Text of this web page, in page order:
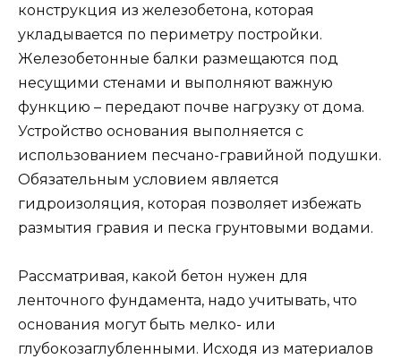
конструкция из железобетона, которая
укладывается по периметру постройки.
Железобетонные балки размещаются под
несущими стенами и выполняют важную
функцию – передают почве нагрузку от дома.
Устройство основания выполняется с
использованием песчано-гравийной подушки.
Обязательным условием является
гидроизоляция, которая позволяет избежать
размытия гравия и песка грунтовыми водами.
Рассматривая, какой бетон нужен для
ленточного фундамента, надо учитывать, что
основания могут быть мелко- или
глубокозаглубленными. Исходя из материалов